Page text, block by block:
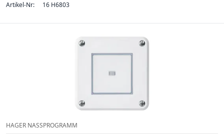
Artikel-Nr: 16 H6803
HAGER NASSPROGRAMM